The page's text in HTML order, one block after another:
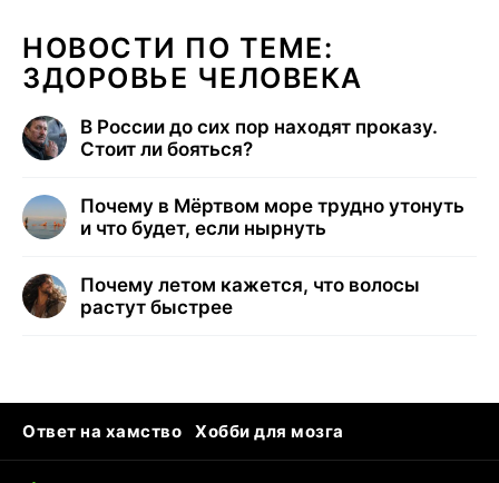
НОВОСТИ ПО ТЕМЕ:
ЗДОРОВЬЕ ЧЕЛОВЕКА
В России до сих пор находят проказу.
Стоит ли бояться?
Почему в Мёртвом море трудно утонуть
и что будет, если нырнуть
Почему летом кажется, что волосы
растут быстрее
Ответ на хамство
Хобби для мозга
Бензин 100 и 95
Тунцы в океанариуме